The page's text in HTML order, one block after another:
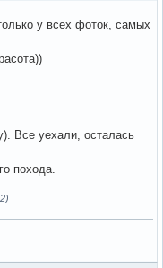
у всех фоток, самых
Все уехали, осталась
похода.